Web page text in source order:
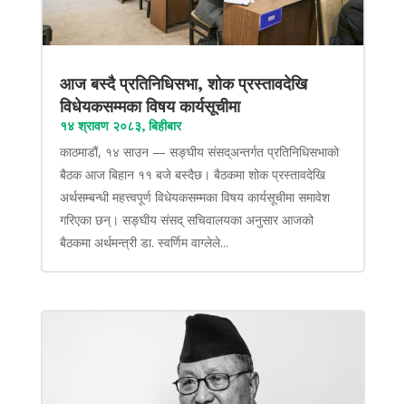
आज बस्दै प्रतिनिधिसभा, शोक प्रस्तावदेखि
विधेयकसम्मका विषय कार्यसूचीमा
१४ श्रावण २०८३, बिहीबार
काठमाडौं, १४ साउन — सङ्घीय संसद्अन्तर्गत प्रतिनिधिसभाको
बैठक आज बिहान ११ बजे बस्दैछ। बैठकमा शोक प्रस्तावदेखि
अर्थसम्बन्धी महत्त्वपूर्ण विधेयकसम्मका विषय कार्यसूचीमा समावेश
गरिएका छन्। सङ्घीय संसद् सचिवालयका अनुसार आजको
बैठकमा अर्थमन्त्री डा. स्वर्णिम वाग्लेले...